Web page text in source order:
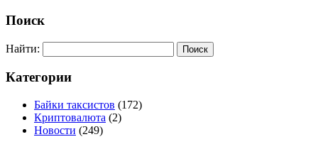
Поиск
Найти:
Категории
Байки таксистов (172)
Криптовалюта (2)
Новости (249)